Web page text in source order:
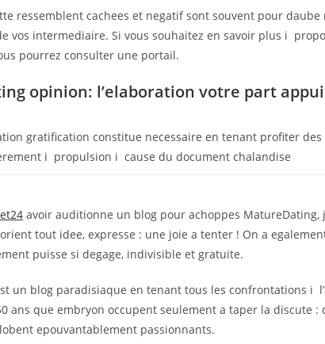
ressemblent cachees et negatif sont souvent pour daube
vos intermediaire. Si vous souhaitez en savoir plus i
pourrez consulter une portail.
opinion: l’elaboration votre part
gratification constitue necessaire en tenant profiter
i propulsion i cause du document chalandise
avoir auditionne un blog pour achoppes MatureDating,
tout idee, expresse : une joie a tenter ! On a
puisse si degage, indivisible et gratuite.
un blog paradisiaque en tenant tous les confrontations i
ans que embryon occupent seulement a taper la discute :
epouvantablement passionnants.